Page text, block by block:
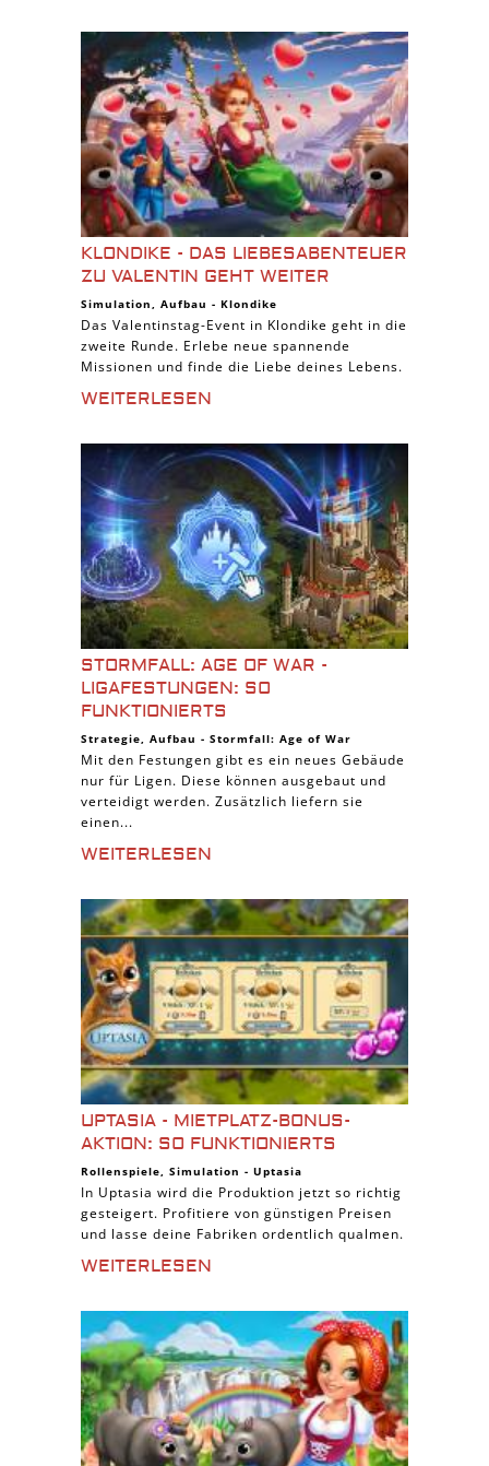
KLONDIKE - DAS LIEBESABENTEUER
ZU VALENTIN GEHT WEITER
Simulation, Aufbau - Klondike
Das Valentinstag-Event in Klondike geht in die
zweite Runde. Erlebe neue spannende
Missionen und finde die Liebe deines Lebens.
WEITERLESEN
STORMFALL: AGE OF WAR -
LIGAFESTUNGEN: SO
FUNKTIONIERTS
Strategie, Aufbau - Stormfall: Age of War
Mit den Festungen gibt es ein neues Gebäude
nur für Ligen. Diese können ausgebaut und
verteidigt werden. Zusätzlich liefern sie
einen...
WEITERLESEN
UPTASIA - MIETPLATZ-BONUS-
AKTION: SO FUNKTIONIERTS
Rollenspiele, Simulation - Uptasia
In Uptasia wird die Produktion jetzt so richtig
gesteigert. Profitiere von günstigen Preisen
und lasse deine Fabriken ordentlich qualmen.
WEITERLESEN